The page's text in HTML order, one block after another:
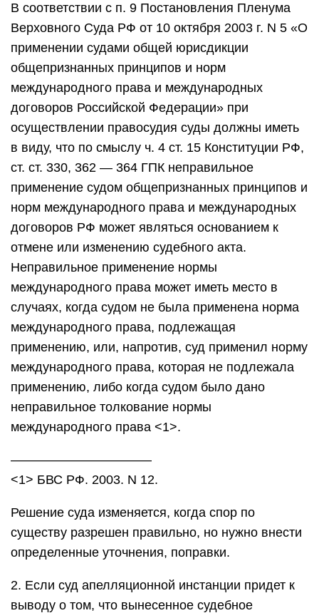
В соответствии с п. 9 Постановления Пленума
Верховного Суда РФ от 10 октября 2003 г. N 5 «О
применении судами общей юрисдикции
общепризнанных принципов и норм
международного права и международных
договоров Российской Федерации» при
осуществлении правосудия суды должны иметь
в виду, что по смыслу ч. 4 ст. 15 Конституции РФ,
ст. ст. 330, 362 — 364 ГПК неправильное
применение судом общепризнанных принципов и
норм международного права и международных
договоров РФ может являться основанием к
отмене или изменению судебного акта.
Неправильное применение нормы
международного права может иметь место в
случаях, когда судом не была применена норма
международного права, подлежащая
применению, или, напротив, суд применил норму
международного права, которая не подлежала
применению, либо когда судом было дано
неправильное толкование нормы
международного права <1>.
———————————
<1> БВС РФ. 2003. N 12.
Решение суда изменяется, когда спор по
существу разрешен правильно, но нужно внести
определенные уточнения, поправки.
2. Если суд апелляционной инстанции придет к
выводу о том, что вынесенное судебное